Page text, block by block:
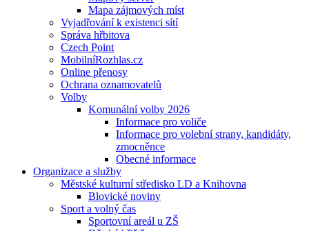
Mapa zájmových míst
Vyjadřování k existenci sítí
Správa hřbitova
Czech Point
MobilníRozhlas.cz
Online přenosy
Ochrana oznamovatelů
Volby
Komunální volby 2026
Informace pro voliče
Informace pro volební strany, kandidáty,
zmocněnce
Obecné informace
Organizace a služby
Městské kulturní středisko LD a Knihovna
Blovické noviny
Sport a volný čas
Sportovní areál u ZŠ